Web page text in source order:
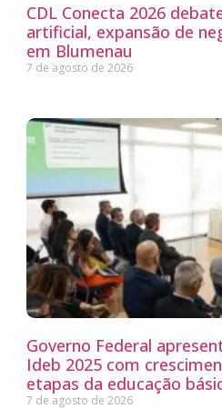
CDL Conecta 2026
artificial, expansão de
em Blumenau
7 de agosto de 2026
Governo Federal
Ideb 2025 com
etapas da educação
7 de agosto de 2026